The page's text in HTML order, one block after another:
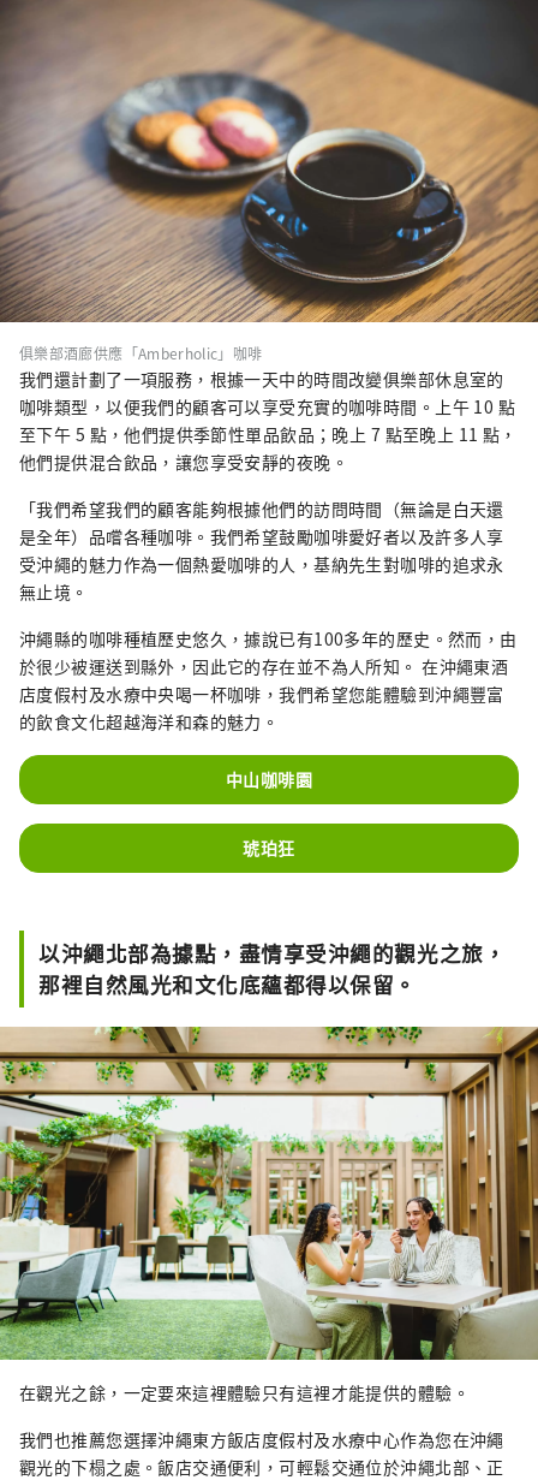
俱樂部酒廊供應「Amberholic」咖啡
我們還計劃了一項服務，根據一天中的時間改變俱樂部休息室的
咖啡類型，以便我們的顧客可以享受充實的咖啡時間。上午 10 點
至下午 5 點，他們提供季節性單品飲品；晚上 7 點至晚上 11 點，
他們提供混合飲品，讓您享受安靜的夜晚。
「我們希望我們的顧客能夠根據他們的訪問時間（無論是白天還
是全年）品嚐各種咖啡。我們希望鼓勵咖啡愛好者以及許多人享
受沖繩的魅力作為一個熱愛咖啡的人，基納先生對咖啡的追求永
無止境。
沖繩縣的咖啡種植歷史悠久，據說已有100多年的歷史。然而，由
於很少被運送到縣外，因此它的存在並不為人所知。 在沖繩東酒
店度假村及水療中央喝一杯咖啡，我們希望您能體驗到沖繩豐富
的飲食文化超越海洋和森的魅力。
中山咖啡園
琥珀狂
以沖繩北部為據點，盡情享受沖繩的觀光之旅，
那裡自然風光和文化底蘊都得以保留。
在觀光之餘，一定要來這裡體驗只有這裡才能提供的體驗。
我們也推薦您選擇沖繩東方飯店度假村及水療中心作為您在沖繩
觀光的下榻之處。飯店交通便利，可輕鬆交通位於沖繩北部、正